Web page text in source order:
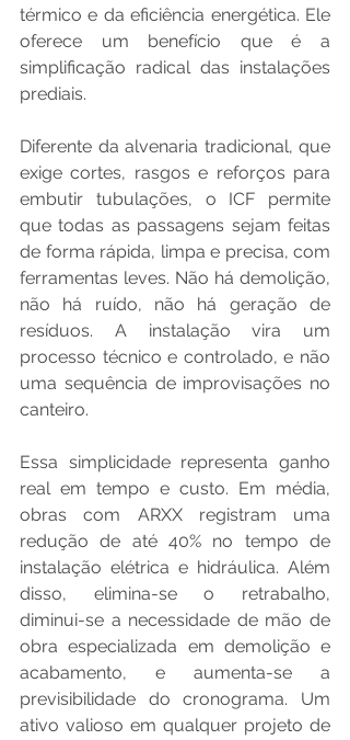
térmico e da eficiência energética. Ele
oferece um benefício que é a
simplificação radical das instalações
prediais.
Diferente da alvenaria tradicional, que
exige cortes, rasgos e reforços para
embutir tubulações, o ICF permite
que todas as passagens sejam feitas
de forma rápida, limpa e precisa, com
ferramentas leves. Não há demolição,
não há ruído, não há geração de
resíduos. A instalação vira um
processo técnico e controlado, e não
uma sequência de improvisações no
canteiro.
Essa simplicidade representa ganho
real em tempo e custo. Em média,
obras com ARXX registram uma
redução de até 40% no tempo de
instalação elétrica e hidráulica. Além
disso, elimina-se o retrabalho,
diminui-se a necessidade de mão de
obra especializada em demolição e
acabamento, e aumenta-se a
previsibilidade do cronograma. Um
ativo valioso em qualquer projeto de